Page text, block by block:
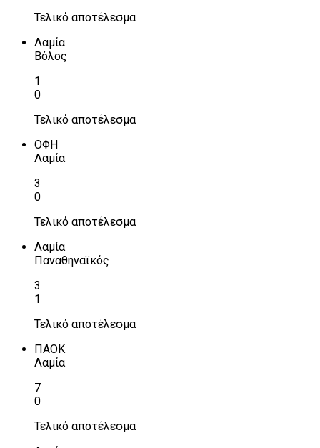
Τελικό αποτέλεσμα
Λαμία
Βόλος
1
0
Τελικό αποτέλεσμα
ΟΦΗ
Λαμία
3
0
Τελικό αποτέλεσμα
Λαμία
Παναθηναϊκός
3
1
Τελικό αποτέλεσμα
ΠΑΟΚ
Λαμία
7
0
Τελικό αποτέλεσμα